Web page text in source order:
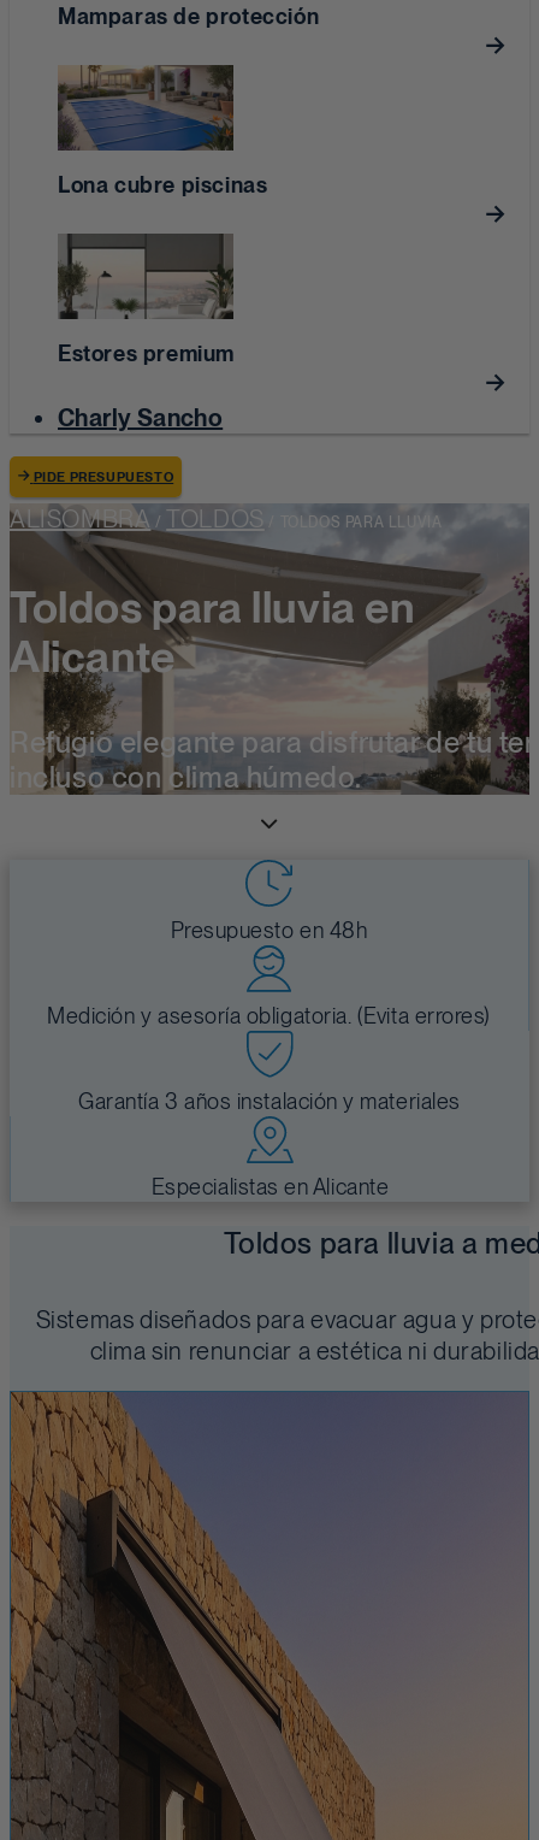
Mamparas de protección
Lona cubre piscinas
Estores premium
Charly Sancho
PIDE PRESUPUESTO
ALISOMBRA / TOLDOS TOLDOS PARA LLUVIA
Toldos para lluvia en
Alicante
Refugio elegante para disfrutar de tu
incluso con clima húmedo.
Presupuesto en 48h
Medición y asesoría obligatoria. (Evita errores)
Garantía 3 años instalación y materiales
Especialistas en Alicante
Toldos para lluvia a
Sistemas diseñados para evacuar agua y
clima sin renunciar a estética ni